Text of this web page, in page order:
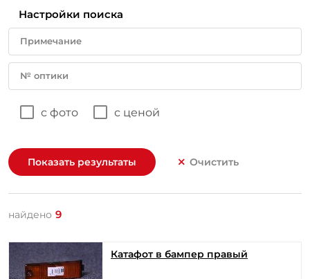
Настройки поиска
Примечание
№ оптики
с фото с ценой
Показать результаты Очистить
найдено 9
Катафот в бампер правый